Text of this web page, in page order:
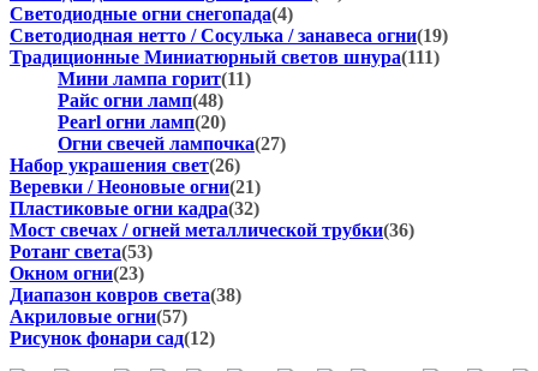
Светодиодные огни снегопада(4)
Светодиодная нетто / Сосулька / занавеса огни(19)
Традиционные Миниатюрный светов шнура(111)
Мини лампа горит(11)
Райс огни ламп(48)
Pearl огни ламп(20)
Огни свечей лампочка(27)
Набор украшения свет(26)
Веревки / Неоновые огни(21)
Пластиковые огни кадра(32)
Мост свечах / огней металлической трубки(36)
Ротанг света(53)
Окном огни(23)
Диапазон ковров света(38)
Акриловые огни(57)
Рисунок фонари сад(12)